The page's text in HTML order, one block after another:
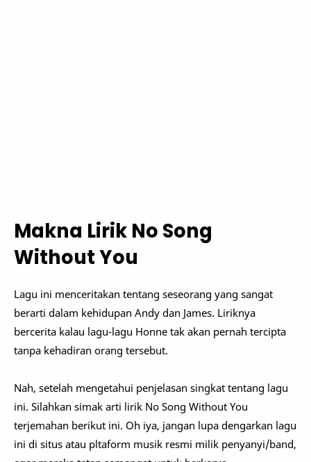
Makna Lirik No Song
Without You
Lagu ini menceritakan tentang seseorang yang sangat
berarti dalam kehidupan Andy dan James. Liriknya
bercerita kalau lagu-lagu Honne tak akan pernah tercipta
tanpa kehadiran orang tersebut.
Nah, setelah mengetahui penjelasan singkat tentang lagu
ini. Silahkan simak arti lirik No Song Without You
terjemahan berikut ini. Oh iya, jangan lupa dengarkan lagu
ini di situs atau pltaform musik resmi milik penyanyi/band,